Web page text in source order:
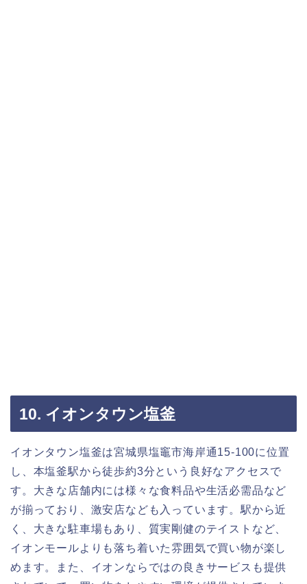
10. イオンタウン塩釜
イオンタウン塩釜は宮城県塩竈市海岸通15-100に位置
し、本塩釜駅から徒歩約3分という良好なアクセスで
す。大きな店舗内には様々な食料品や生活必需品など
が揃っており、激安店なども入っています。駅から近
く、大きな駐車場もあり、質実剛健のテイストなど、
イオンモールよりも落ち着いた雰囲気で買い物が楽し
めます。また、イオンならではの良きサービスも提供